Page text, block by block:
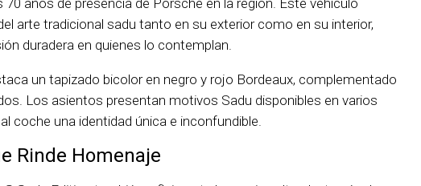
70 años de presencia de Porsche en la región. Este vehículo
arte tradicional sadu tanto en su exterior como en su interior,
duradera en quienes lo contemplan.
un tapizado bicolor en negro y rojo Bordeaux, complementado
Los asientos presentan motivos Sadu disponibles en varios
coche una identidad única e inconfundible.
Rinde Homenaje